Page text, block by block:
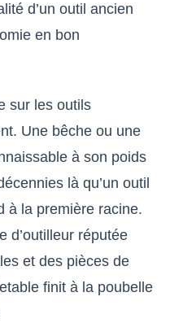
d’un outil ancien
en bon
sur les outils
Une bêche ou une
à son poids
là qu’un outil
à la première racine.
d’outilleur réputée
et des pièces de
finit à la poubelle